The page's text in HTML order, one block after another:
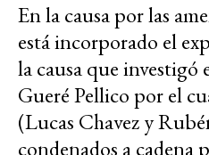
En la causa por las
está incorporado el
la causa que investigó
Gueré Pellico por el
(Lucas Chavez y
condenados a cadena